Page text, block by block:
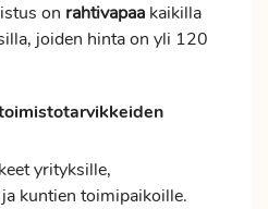
on rahtivapaa kaikilla
joiden hinta on yli 120
yrityksille,
kuntien toimipaikoille.